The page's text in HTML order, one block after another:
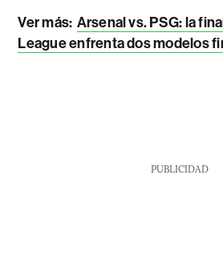
Ver más: Arsenal vs. PSG: la
League enfrenta dos modelos
PUBLICIDAD